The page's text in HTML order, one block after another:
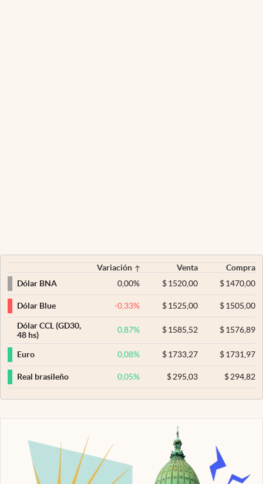
Variación Venta
Compra
Dólar BNA
0,00% $ 1520,00 $1470,00
Dólar Blue -0,33% $ 1525,00 $1505,00
Dólar CCL (GD30,
48 hs)
0,87% $ 1585,52 $1576,89
Euro 0,08% $ 1733,27 $1731,97
Real brasileño 0,05% $ 295,03 $294,82